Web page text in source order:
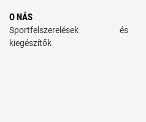
O NÁS
Sportfelszerelések és
kiegészítők